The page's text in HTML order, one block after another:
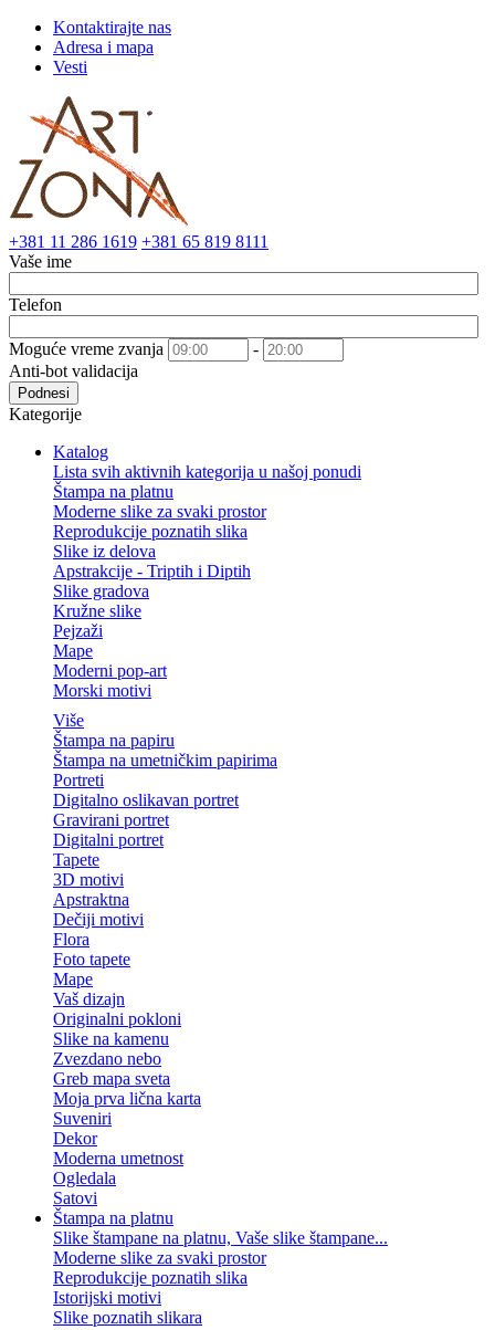
Kontaktirajte nas
Adresa i mapa
Vesti
+381 11 286 1619 +381 65 819 8111
Vaše ime
Telefon
Moguće vreme zvanja
-
Anti-bot validacija
Podnesi
Kategorije
Katalog
Lista svih aktivnih kategorija u našoj ponudi
Štampa na platnu
Moderne slike za svaki prostor
Reprodukcije poznatih slika
Slike iz delova
Apstrakcije - Triptih i Diptih
Slike gradova
Kružne slike
Pejzaži
Mape
Moderni pop-art
Morski motivi
Više
Štampa na papiru
Štampa na umetničkim papirima
Portreti
Digitalno oslikavan portret
Gravirani portret
Digitalni portret
Tapete
3D motivi
Apstraktna
Dečiji motivi
Flora
Foto tapete
Mape
Vaš dizajn
Originalni pokloni
Slike na kamenu
Zvezdano nebo
Greb mapa sveta
Moja prva lična karta
Suveniri
Dekor
Moderna umetnost
Ogledala
Satovi
Štampa na platnu
Slike štampane na platnu, Vaše slike štampane...
Moderne slike za svaki prostor
Reprodukcije poznatih slika
Istorijski motivi
Slike poznatih slikara